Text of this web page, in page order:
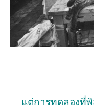
แต่การทดลองที่